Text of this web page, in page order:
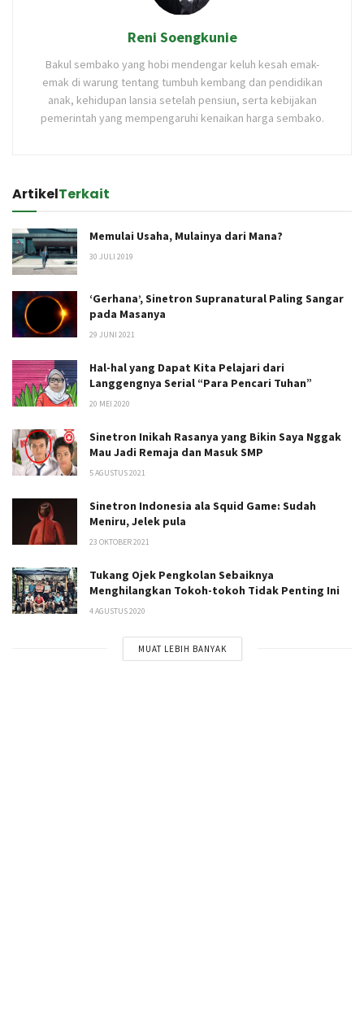
Reni Soengkunie
Bakul sembako yang hobi mendengar keluh kesah emak-
emak di warung tentang tumbuh kembang dan pendidikan
anak, kehidupan lansia setelah pensiun, serta kebijakan
pemerintah yang mempengaruhi kenaikan harga sembako.
ArtikelTerkait
Memulai Usaha, Mulainya dari Mana?
30 JULI 2019
‘Gerhana’, Sinetron Supranatural Paling Sangar
pada Masanya
29 JUNI 2021
Hal-hal yang Dapat Kita Pelajari dari
Langgengnya Serial “Para Pencari Tuhan”
20 MEI 2020
Sinetron Inikah Rasanya yang Bikin Saya Nggak
Mau Jadi Remaja dan Masuk SMP
5 AGUSTUS 2021
Sinetron Indonesia ala Squid Game: Sudah
Meniru, Jelek pula
23 OKTOBER 2021
Tukang Ojek Pengkolan Sebaiknya
Menghilangkan Tokoh-tokoh Tidak Penting Ini
4 AGUSTUS 2020
MUAT LEBIH BANYAK